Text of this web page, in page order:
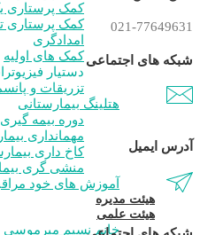
کمک پرستاری
کمک پرستاری
امدادگری
کمک های اولیه
دستیار
تزریقات و
هتلینگ بیمارستانی
دوره بیمه گیری
مهمانداری
کاخ داری
منشی گری
آموزش های خود
هیئت مدیره
هیئت علمی
خانم نسیم میرموسی
021-77649631
شبکه های اجتماعی
آدرس ایمیل